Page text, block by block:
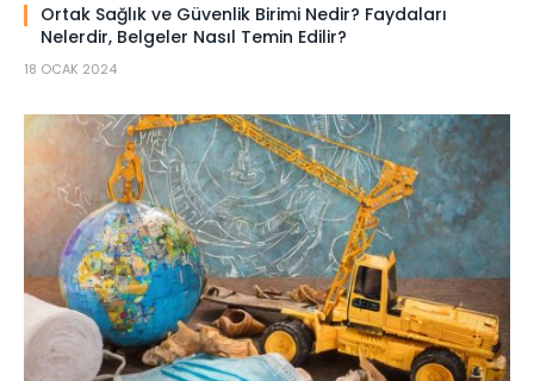
Ortak Sağlık ve Güvenlik Birimi Nedir? Faydaları
Nelerdir, Belgeler Nasıl Temin Edilir?
18 OCAK 2024